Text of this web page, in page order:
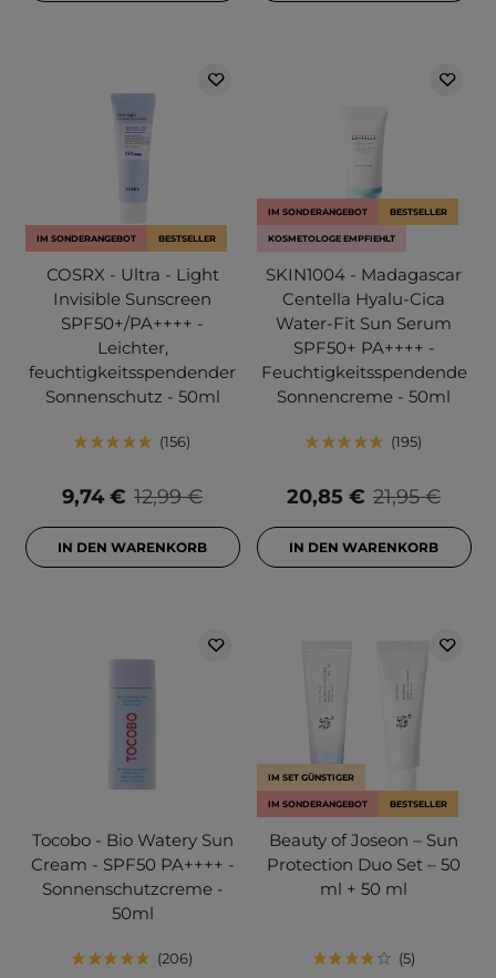
IM SONDERANGEBOT BESTSELLER
COSRX - Ultra - Light
Invisible Sunscreen
SPF50+/PA++++ -
Leichter,
feuchtigkeitsspendender
Sonnenschutz - 50ml
156
12,99 €
9,74 €
IN DEN WARENKORB
IM SONDERANGEBOT BESTSELLER
KOSMETOLOGE EMPFIEHLT
SKIN1004 - Madagascar
Centella Hyalu-Cica
Water-Fit Sun Serum
SPF50+ PA++++ -
Feuchtigkeitsspendende
Sonnencreme - 50ml
195
21,95 €
20,85 €
IN DEN WARENKORB
Tocobo - Bio Watery Sun
Cream - SPF50 PA++++ -
Sonnenschutzcreme -
50ml
206
IM SET GÜNSTIGER
IM SONDERANGEBOT BESTSELLER
Beauty of Joseon – Sun
Protection Duo Set – 50
ml + 50 ml
5